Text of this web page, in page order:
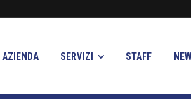
AZIENDA SERVIZI STAFF